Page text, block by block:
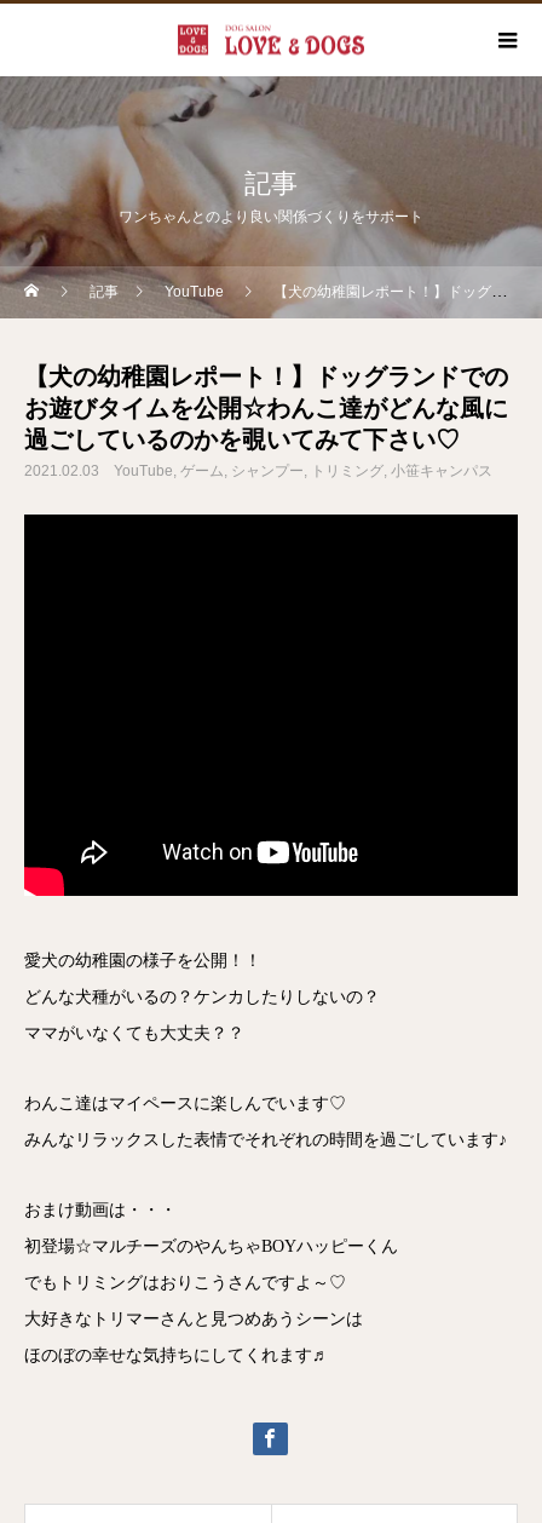
記事
ワンちゃんとのより良い関係づくりをサポート
記事 YouTube 【犬の幼稚園レポート！】ドッグランドでのお遊びタイムを公開☆わんこ達がどんな風に過ごしているのかを覗いてみて下さい♡
【犬の幼稚園レポート！】ドッグランドでの
お遊びタイムを公開☆わんこ達がどんな風に
過ごしているのかを覗いてみて下さい♡
2021.02.03 YouTube ゲーム シャンプー トリミング 小笹キャンパス
愛犬の幼稚園の様子を公開！！
どんな犬種がいるの？ケンカしたりしないの？
ママがいなくても大丈夫？？
わんこ達はマイペースに楽しんでいます♡
みんなリラックスした表情でそれぞれの時間を過ごしています♪
おまけ動画は・・・
初登場☆マルチーズのやんちゃBOYハッピーくん
でもトリミングはおりこうさんですよ～♡
大好きなトリマーさんと見つめあうシーンは
ほのぼの幸せな気持ちにしてくれます♬